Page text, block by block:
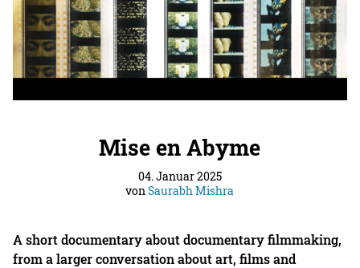
Mise en Abyme
04. Januar 2025
vonSaurabh Mishra
A short documentary about documentary filmmaking,
from a larger conversation about art, films and